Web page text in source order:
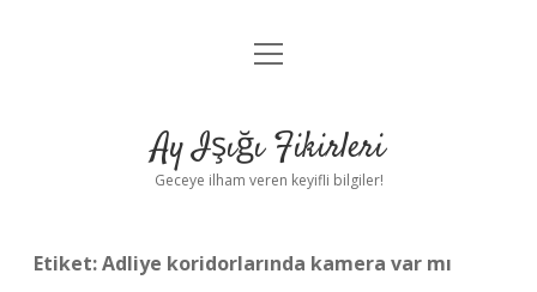
Anasayfa
Yasal Uyarı
menüyü
Ay Işığı Fikirleri
Geceye ilham veren keyifli bilgiler!
Etiket:Adliye koridorlarında kamera var mı